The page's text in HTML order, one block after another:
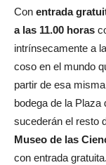
Con entrada
a las 11.00 horas
intrínsecamente a
coso en el mundo
partir de esa
bodega de la Plaza
sucederán el resto
Museo de las
con entrada